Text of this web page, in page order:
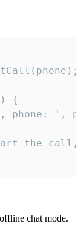
{
phone: ',
the
chat mode.